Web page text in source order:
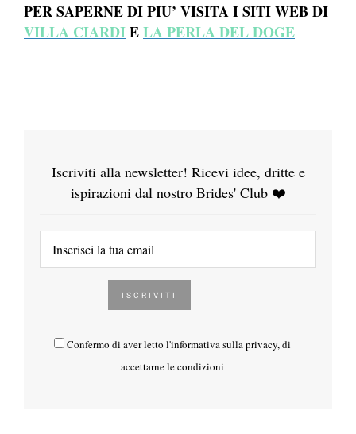
PER SAPERNE DI PIU’ VISITA I SITI WEB DI
VILLA CIARDIELA PERLA DEL DOGE
Iscriviti alla newsletter! Ricevi idee, dritte e
ispirazioni dal nostro Brides' Club ❤️
Confermo di aver letto l'informativa sulla privacy, di
accettarne le condizioni